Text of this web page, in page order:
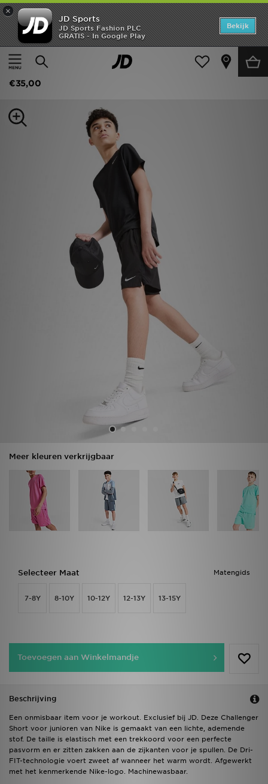
×
JD Sports
JD Sports Fashion PLC
GRATIS - In Google Play
Bekijk
Thuis
Kids Junior Kleding (8-15 jaar) Shorts
Nike Challenger Shorts Junior
€35,00
Meer kleuren verkrijgbaar
Matengids
Selecteer Maat
7-8Y 8-10Y 10-12Y 12-13Y 13-15Y
Toevoegen aan Winkelmandje
Beschrijving
Een onmisbaar item voor je workout. Exclusief bij JD. Deze Challenger
Short voor junioren van Nike is gemaakt van een lichte, ademende
stof. De taille is elastisch met een trekkoord voor een perfecte
pasvorm en er zitten zakken aan de zijkanten voor je spullen. De Dri-
FIT-technologie voert zweet af wanneer het warm wordt. Afgewerkt
met het kenmerkende Nike-logo. Machinewasbaar.
Home
Offers
Dames